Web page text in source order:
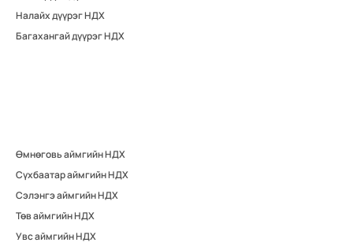
Налайх дүүрэг НДХ
Багахангай дүүрэг НДХ
Өмнөговь аймгийн НДХ
Сүхбаатар аймгийн НДХ
Сэлэнгэ аймгийн НДХ
Төв аймгийн НДХ
Увс аймгийн НДХ